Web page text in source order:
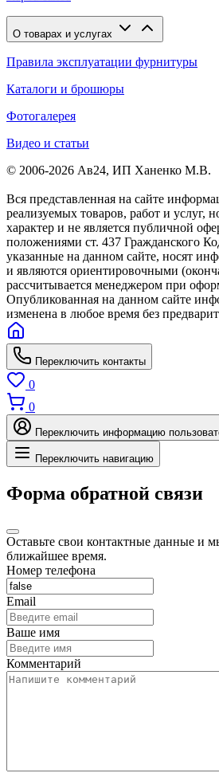
О товарах и услугах
Правила эксплуатации фурнитуры
Каталоги и брошюры
Фотогалерея
Видео и статьи
© 2006-2026 Ав24, ИП Ханенко М.В.
Вся представленная на сайте
реализуемых товаров, работ и услуг,
характер и не является публичной
положениями ст. 437 Гражданского
указанные на данном сайте, носят
и являются ориентировочными
рассчитывается менеджером при
Опубликованная на данном сайте
изменена в любое время без
Переключить контакты
0
0
Переключить информацию
Переключить навигацию
Форма обратной связи
Оставьте свои контактные данные и
ближайшее время.
Номер телефона
Email
Ваше имя
Комментарий